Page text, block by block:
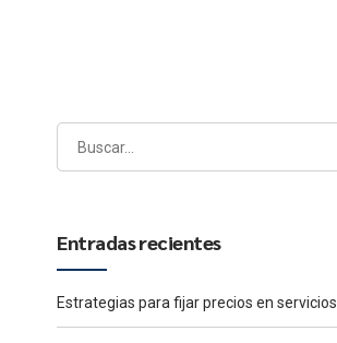
Entradas recientes
Estrategias para fijar precios en servicios